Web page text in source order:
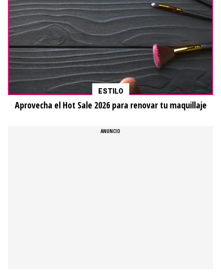
ESTILO
Aprovecha el Hot Sale 2026 para renovar tu maquillaje